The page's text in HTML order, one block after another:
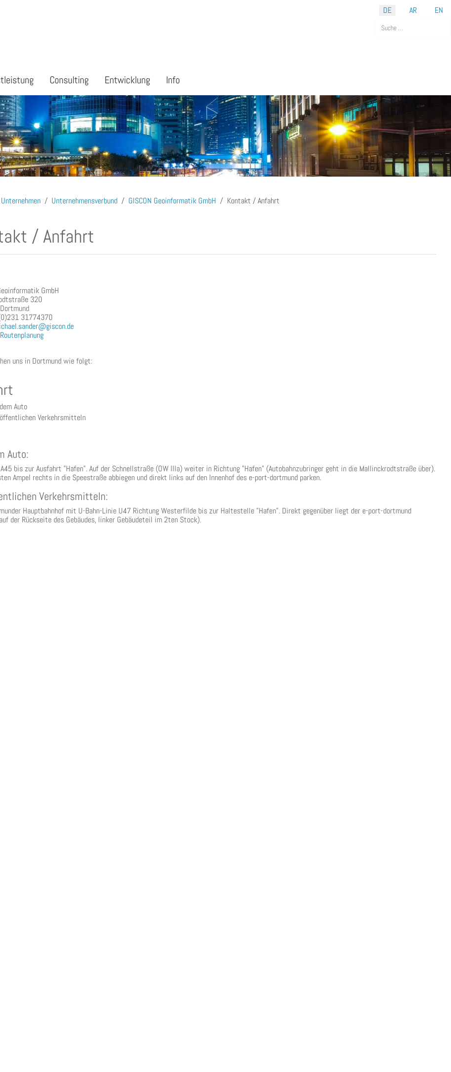
DE AR
EN
Consulting Entwicklung Info
Unternehmen Unternehmensverbund GISCON Geoinformatik GmbH Kontakt / Anfahrt
/ Anfahrt
GmbH
320
31774370
uns in Dortmund wie folgt:
Auto
Verkehrsmitteln
Auto:
bis zur Ausfahrt "Hafen". Auf der Schnellstraße (OW IIIa) weiter in Richtung "Hafen" (Autobahnzubringer geht in die Mallinckrodtstraße über).
Ampel rechts in die Speestraße abbiegen und direkt links auf den Innenhof des e-port-dortmund parken.
Verkehrsmitteln:
Hauptbahnhof mit U-Bahn-Linie U47 Richtung Westerfilde bis zur Haltestelle "Hafen". Direkt gegenüber liegt der e-port-dortmund
der Rückseite des Gebäudes, linker Gebäudeteil im 2ten Stock).